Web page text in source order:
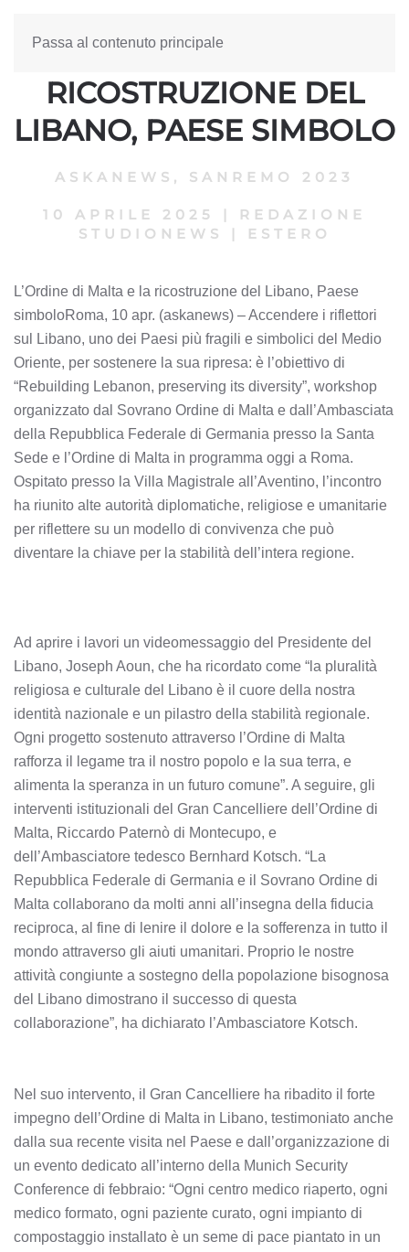
Passa al contenuto principale
L’ORDINE DI MALTA E LA
RICOSTRUZIONE DEL
LIBANO, PAESE SIMBOLO
ASKANEWS , SANREMO 2023
10 APRILE 2025 |
REDAZIONE
STUDIONEWS
| ESTERO
L’Ordine di Malta e la ricostruzione del Libano, Paese
simboloRoma, 10 apr. (askanews) – Accendere i riflettori
sul Libano, uno dei Paesi più fragili e simbolici del Medio
Oriente, per sostenere la sua ripresa: è l’obiettivo di
“Rebuilding Lebanon, preserving its diversity”, workshop
organizzato dal Sovrano Ordine di Malta e dall’Ambasciata
della Repubblica Federale di Germania presso la Santa
Sede e l’Ordine di Malta in programma oggi a Roma.
Ospitato presso la Villa Magistrale all’Aventino, l’incontro
ha riunito alte autorità diplomatiche, religiose e umanitarie
per riflettere su un modello di convivenza che può
diventare la chiave per la stabilità dell’intera regione.
Ad aprire i lavori un videomessaggio del Presidente del
Libano, Joseph Aoun, che ha ricordato come “la pluralità
religiosa e culturale del Libano è il cuore della nostra
identità nazionale e un pilastro della stabilità regionale.
Ogni progetto sostenuto attraverso l’Ordine di Malta
rafforza il legame tra il nostro popolo e la sua terra, e
alimenta la speranza in un futuro comune”. A seguire, gli
interventi istituzionali del Gran Cancelliere dell’Ordine di
Malta, Riccardo Paternò di Montecupo, e
dell’Ambasciatore tedesco Bernhard Kotsch. “La
Repubblica Federale di Germania e il Sovrano Ordine di
Malta collaborano da molti anni all’insegna della fiducia
reciproca, al fine di lenire il dolore e la sofferenza in tutto il
mondo attraverso gli aiuti umanitari. Proprio le nostre
attività congiunte a sostegno della popolazione bisognosa
del Libano dimostrano il successo di questa
collaborazione”, ha dichiarato l’Ambasciatore Kotsch.
Nel suo intervento, il Gran Cancelliere ha ribadito il forte
impegno dell’Ordine di Malta in Libano, testimoniato anche
dalla sua recente visita nel Paese e dall’organizzazione di
un evento dedicato all’interno della Munich Security
Conference di febbraio: “Ogni centro medico riaperto, ogni
medico formato, ogni paziente curato, ogni impianto di
compostaggio installato è un seme di pace piantato in un